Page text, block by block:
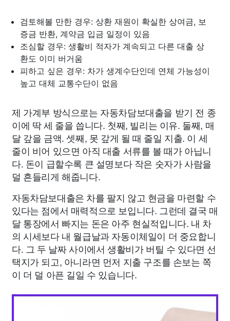
검토해볼 만한 경우: 상환 재원이 확실한 상여금, 보
증금 반환, 계약금 입금 일정이 있음
조심할 경우: 생활비 적자가 계속되고 다른 대출 상
환도 이미 버거움
피하고 싶은 경우: 차가 생계수단인데 연체 가능성이
높고 대체 교통수단이 없음
제 가계부 방식으로는 자동차담보대출을 받기 전 종
이에 딱 세 줄을 씁니다. 첫째, 빌리는 이유. 둘째, 매
달 갚을 금액. 셋째, 못 갚게 될 때 줄일 지출. 이 세
줄이 비어 있으면 아직 대출 서류를 볼 때가 아닙니
다. 돈이 급할수록 큰 설명보다 작은 숫자가 사람을
덜 흔들리게 해줍니다.
자동차담보대출은 차를 팔지 않고 현금을 마련할 수
있다는 점에서 매력적으로 보입니다. 그런데 결국 매
달 통장에서 빠지는 돈은 아주 현실적입니다. 내 차
의 시세보다 내 월급날과 자동이체일이 더 중요합니
다. 그 두 날짜 사이에서 생활비가 버틸 수 있다면 선
택지가 되고, 아니라면 먼저 지출 구조를 손보는 쪽
이 더 덜 아픈 길일 수 있습니다.